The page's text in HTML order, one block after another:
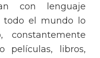
con lenguaje
todo el mundo lo
constantemente
películas, libros,